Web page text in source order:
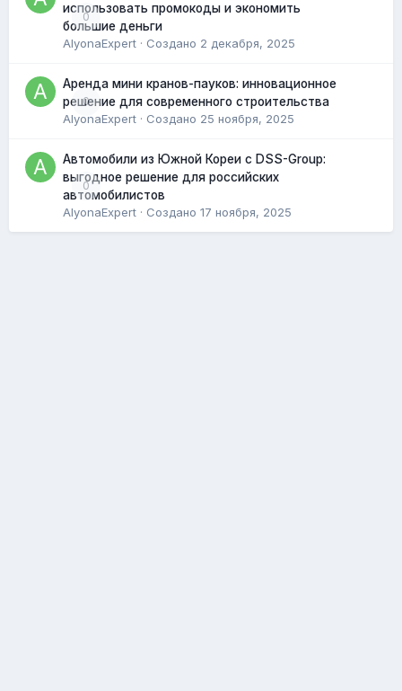
0
использовать промокоды и экономить
большие деньги
AlyonaExpert · Создано 2 декабря, 2025
0
Аренда мини кранов-пауков: инновационное
решение для современного строительства
AlyonaExpert · Создано 25 ноября, 2025
0
Автомобили из Южной Кореи с DSS-Group:
выгодное решение для российских
автомобилистов
AlyonaExpert · Создано 17 ноября, 2025